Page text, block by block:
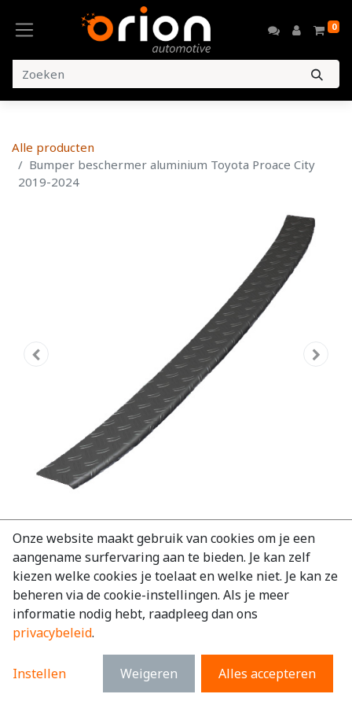
0
Alle producten
Bumper beschermer aluminium Toyota Proace City
2019-2024
Bumper beschermer aluminium
Toyota Proace City 2019-2024
EAN: 7434948847824
€109,36 excl. BTW
€132,33 incl. BTW
Merk:Toyota
Onze website maakt gebruik van cookies om je een
aangename surfervaring aan te bieden. Je kan zelf
kiezen welke cookies je toelaat en welke niet. Je kan ze
beheren via de cookie-instellingen. Als je meer
informatie nodig hebt, raadpleeg dan ons
privacybeleid.
Instellen Weigeren Alles accepteren